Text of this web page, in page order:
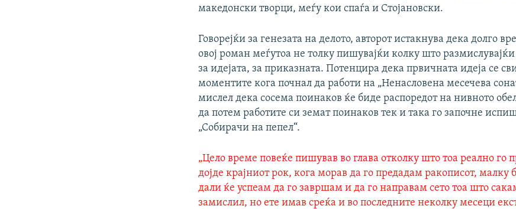
македонски творци, меѓу кои спаѓа и Стојановски.
Говорејќи за генезата на делото, авторот истакнува дека долго
овој роман меѓутоа не толку пишувајќи колку што
за идејата, за приказната. Потенцира дека првичната идеја се
моментите кога почнал да работи на „Ненасловена месечева
мислел дека сосема поинаков ќе биде распоредот на нивното
да потем работите си земат поинаков тек и така го започне
„Собирачи на пепел“.
„Цело време повеќе пишував во глава отколку што тоа реално го
дојде крајниот рок, кога морав да го предадам ракописот, малку
дали ќе успеам да го завршам и да го направам сето тоа што
замислил, но ете имав среќа и во последните неколку месеци